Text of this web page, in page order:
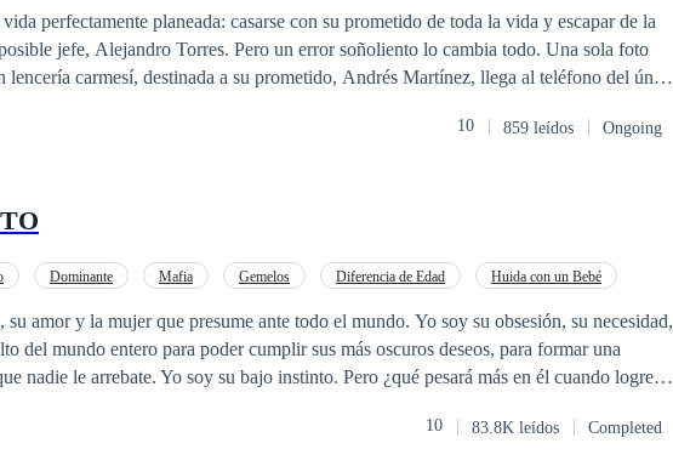
perfectamente planeada: casarse con su prometido de toda la vida y escapar de la
jefe, Alejandro Torres. Pero un error soñoliento lo cambia todo. Una sola foto
lencería carmesí, destinada a su prometido, Andrés Martínez, llega al teléfono del único
un
los destruye a ambos. Cuando la traición resurge, cuando los celos se
se niega a permanecer enterrado... Laila debe decidir si huir de nuevo o
amor podría reescribir todo su futuro.
10 859 leídos Ongoing
Dominante Mafia Gemelos Diferencia de Edad
Huida con un Bebé
su amor y la mujer que presume ante todo el mundo. Yo soy su obsesión, su necesidad,
del mundo entero para poder cumplir sus más oscuros deseos, para formar una
nadie le arrebate. Yo soy su bajo instinto. Pero ¿qué pesará más en él cuando logre
10 83.8K leídos Completed